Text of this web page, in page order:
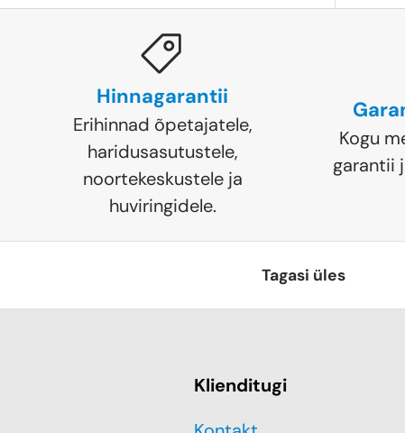
Hinnagarantii
Erihinnad õpetajatele,
haridusasutustele,
noortekeskustele ja
huviringidele.
Kogu
garantii
Tagasi üles
Klienditugi